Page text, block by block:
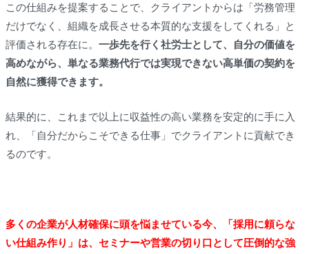
この仕組みを提案することで、クライアントからは「労務管理
だけでなく、組織を成長させる本質的な支援をしてくれる」と
評価される存在に。 一歩先を行く社労士として、自分の価値を
高めながら、単なる業務代行では実現できない高単価の契約を
自然に獲得できます。
結果的に、これまで以上に収益性の高い業務を安定的に手に入
れ、「自分だからこそできる仕事」でクライアントに貢献でき
るのです。
多くの企業が人材確保に頭を悩ませている今、「採用に頼らな
い仕組み作り」は、セミナーや営業の切り口として圧倒的な強